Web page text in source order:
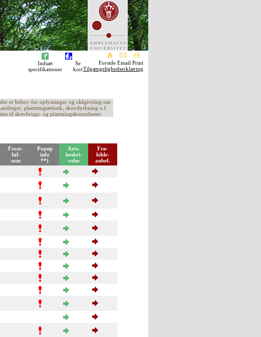
er behov for oplysninger og rådgivning om
plantningsteknik, skovdyrkning o.l.
til skovbrugs- og plantningskonsulenter
Frost-
føl-
som
Popup
info
**)
Arts-
beskri-
velse
Frø-
kilde-
anbef.
Indsæt
specifikationer
Se
kort
Forside Email Print
Tilgængelighedserklæring